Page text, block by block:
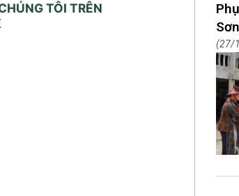
TÔI TRÊN
27/